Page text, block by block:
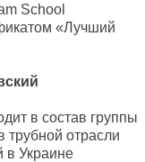
School
«Лучший
в состав группы
отрасли
в Украине